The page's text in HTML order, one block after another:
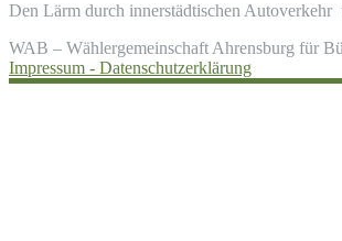
Den Lärm durch innerstädtischen
WAB – Wählergemeinschaft Ahrensburg für
Impressum - Datenschutzerklärung